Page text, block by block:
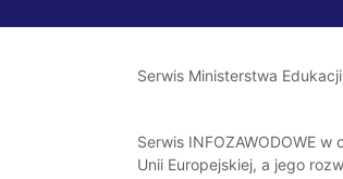
Serwis Ministerstwa
Serwis INFOZAWODOWE
Unii Europejskiej, a jego